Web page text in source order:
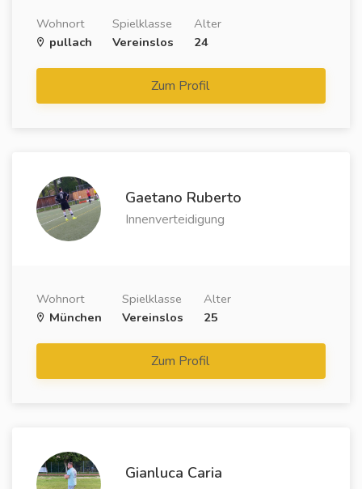
Wohnort
pullach
Spielklasse
Vereinslos
Alter
24
Zum Profil
Gaetano Ruberto
Innenverteidigung
Wohnort
München
Spielklasse
Vereinslos
Alter
25
Zum Profil
Gianluca Caria